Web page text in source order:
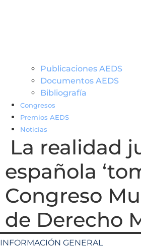
Publicaciones AEDS
Documentos AEDS
Bibliografía
Congresos
Premios AEDS
Noticias
La realidad
española
Congreso
de Derecho
INFORMACIÓN GENERAL